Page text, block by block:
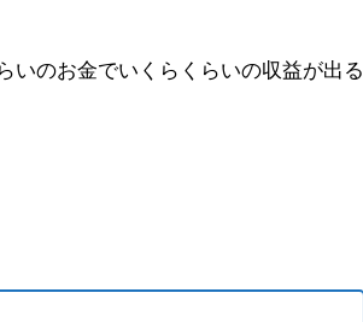
いのお金でいくらくらいの収益が出る